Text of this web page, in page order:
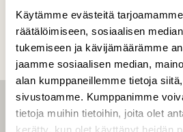
Käytämme evästeitä
räätälöimiseen, sosiaalisen
tukemiseen ja kävijämäärämme
jaamme sosiaalisen median,
alan kumppaneillemme tietoja
sivustoamme. Kumppanimme
tietoja muihin tietoihin, joita olet
kerätty, kun olet käyttänyt heidän